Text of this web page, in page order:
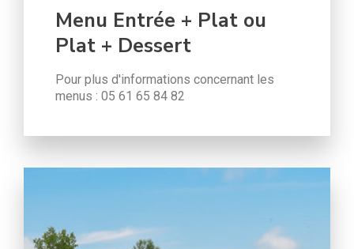
Menu Entrée + Plat ou
Plat + Dessert
Pour plus d'informations concernant les
menus : 05 61 65 84 82